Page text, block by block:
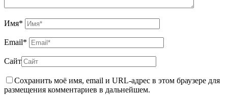
Имя*
Email*
Сайт
Сохранить моё имя, email и URL-адрес в этом браузере для
размещения комментариев в дальнейшем.